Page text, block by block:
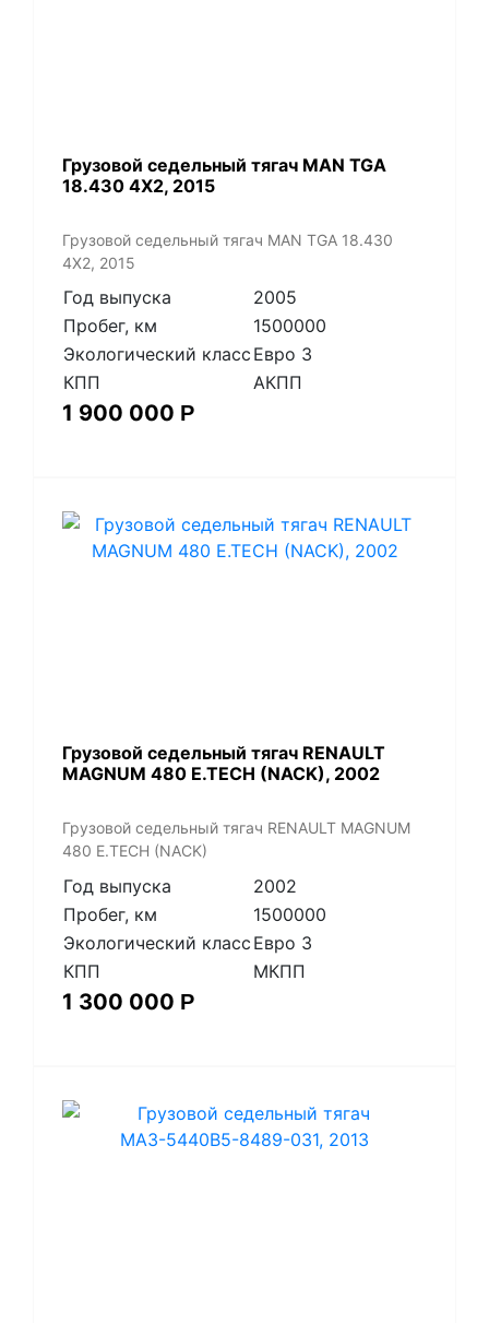
​Грузовой седельный тягач MAN TGA
18.430 4X2, 2015
​Грузовой седельный тягач MAN TGA 18.430
4X2, 2015
Год выпуска
2005
Пробег, км
1500000
Экологический класс Евро 3
КПП
АКПП
1 900 000 Р
​Грузовой седельный тягач RENAULT
MAGNUM 480 E.TECH (NACK), 2002
​Грузовой седельный тягач RENAULT MAGNUM
480 E.TECH (NACK)
Год выпуска
2002
Пробег, км
1500000
Экологический класс Евро 3
КПП
МКПП
1 300 000 Р